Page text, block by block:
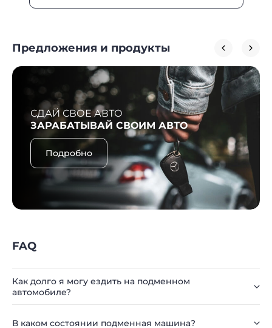
Предложения и продукты
СДАЙ СВОЕ АВТО
ЗАРАБАТЫВАЙ СВОИМ АВТО
Подробно
FAQ
Как долго я могу ездить на подменном
автомобиле?
В каком состоянии подменная машина?